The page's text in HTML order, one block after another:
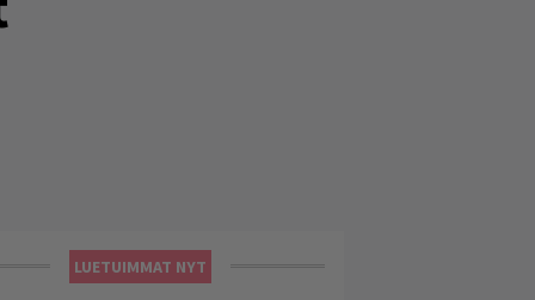
LUETUIMMAT NYT